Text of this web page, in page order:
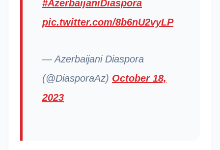
#AzerbaijaniDiaspora
pic.twitter.com/8b6nU2vyLP
— Azerbaijani Diaspora
(@DiasporaAz) October 18,
2023